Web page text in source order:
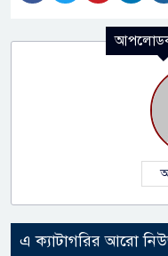
এ ক্যাটাগরির আরো